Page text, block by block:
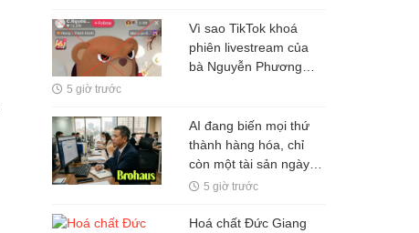
Ấn Độ
Vì sao TikTok khoá
phiên livestream của
bà Nguyễn Phương
5 giờ trước
AI đang biến mọi thứ
thành hàng hóa, chỉ
còn một tài sản ngày
càng đắt giá: Não bộ
5 giờ trước
Hoá chất Đức Giang